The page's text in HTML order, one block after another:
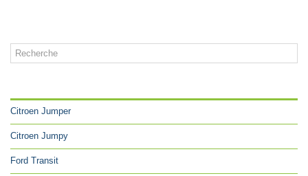
Citroen Jumper
Citroen Jumpy
Ford Transit